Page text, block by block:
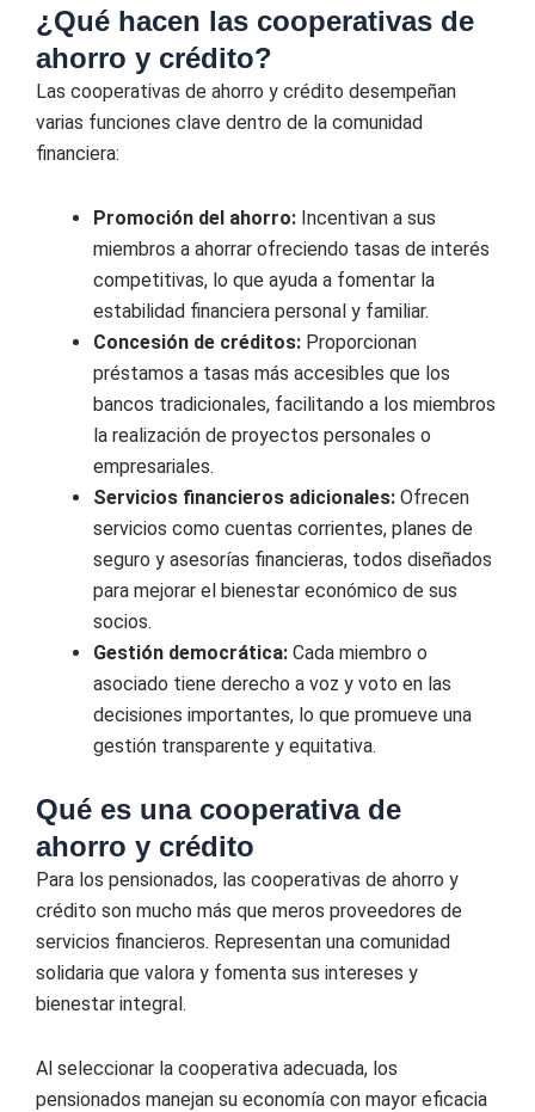
¿Qué hacen las cooperativas de
ahorro y crédito?
Las cooperativas de ahorro y crédito desempeñan
varias funciones clave dentro de la comunidad
financiera:
Promoción del ahorro: Incentivan a sus
miembros a ahorrar ofreciendo tasas de interés
competitivas, lo que ayuda a fomentar la
estabilidad financiera personal y familiar.
Concesión de créditos: Proporcionan
préstamos a tasas más accesibles que los
bancos tradicionales, facilitando a los miembros
la realización de proyectos personales o
empresariales.
Servicios financieros adicionales: Ofrecen
servicios como cuentas corrientes, planes de
seguro y asesorías financieras, todos diseñados
para mejorar el bienestar económico de sus
socios.
Gestión democrática: Cada miembro o
asociado tiene derecho a voz y voto en las
decisiones importantes, lo que promueve una
gestión transparente y equitativa.
Qué es una cooperativa de
ahorro y crédito
Para los pensionados, las cooperativas de ahorro y
crédito son mucho más que meros proveedores de
servicios financieros. Representan una comunidad
solidaria que valora y fomenta sus intereses y
bienestar integral.
Al seleccionar la cooperativa adecuada, los
pensionados manejan su economía con mayor eficacia